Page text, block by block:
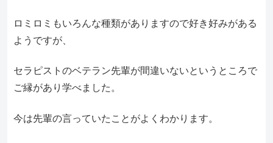
ロミロミもいろんな種類がありますので好き好みがある
ようですが、
セラピストのベテラン先輩が間違いないというところで
ご縁があり学べました。
今は先輩の言っていたことがよくわかります。